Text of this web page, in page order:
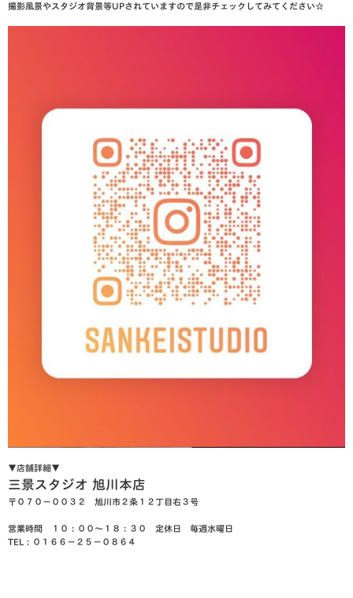
撮影風景やスタジオ背景等UPされていますので是非チェックしてみてください☆
▼店舗詳細▼
三景スタジオ 旭川本店
〒０７０−００３２ 旭川市２条１２丁目右３号
営業時間 １０：００〜１８：３０ 定休日 毎週水曜日
TEL：０１６６−２５−０８６４